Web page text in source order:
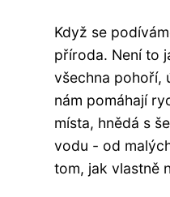
Když se
příroda. Není to
všechna pohoří,
nám pomáhají
místa, hnědá s
vodu - od
tom, jak vlastně